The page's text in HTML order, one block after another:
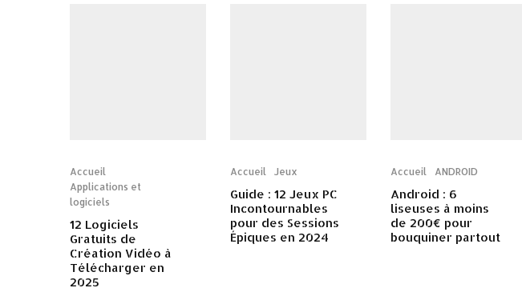
Accueil
Applications et
logiciels
12 Logiciels
Gratuits de
Création Vidéo à
Télécharger en
2025
Accueil Jeux
Guide : 12 Jeux PC
Incontournables
pour des Sessions
Épiques en 2024
Accueil ANDROID
Android : 6
liseuses à moins
de 200€ pour
bouquiner partout